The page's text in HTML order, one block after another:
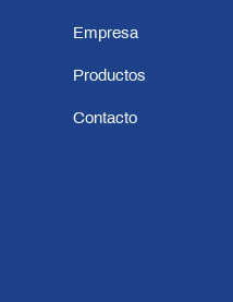
Empresa
Productos
Contacto